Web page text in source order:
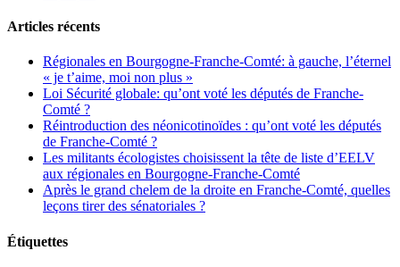
Articles récents
Régionales en Bourgogne-Franche-Comté: à gauche, l’éternel
« je t’aime, moi non plus »
Loi Sécurité globale: qu’ont voté les députés de Franche-
Comté ?
Réintroduction des néonicotinoïdes : qu’ont voté les députés
de Franche-Comté ?
Les militants écologistes choisissent la tête de liste d’EELV
aux régionales en Bourgogne-Franche-Comté
Après le grand chelem de la droite en Franche-Comté, quelles
leçons tirer des sénatoriales ?
Étiquettes